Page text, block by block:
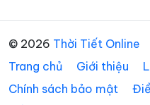
© 2026 Thời Tiết Online
Trang chủ
Giới thiệu
Chính sách bảo mật